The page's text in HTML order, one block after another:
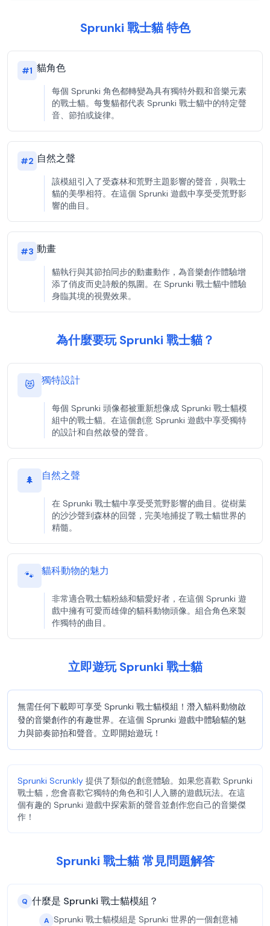
Sprunki 戰士貓 特色
#1 貓角色
每個 Sprunki 角色都轉變為具有獨特外觀和音樂元素
的戰士貓。每隻貓都代表 Sprunki 戰士貓中的特定聲
音、節拍或旋律。
#2 自然之聲
該模組引入了受森林和荒野主題影響的聲音，與戰士
貓的美學相符。在這個 Sprunki 遊戲中享受受荒野影
響的曲目。
#3 動畫
貓執行與其節拍同步的動畫動作，為音樂創作體驗增
添了俏皮而史詩般的氛圍。在 Sprunki 戰士貓中體驗
身臨其境的視覺效果。
為什麼要玩 Sprunki 戰士貓？
😻 獨特設計
每個 Sprunki 頭像都被重新想像成 Sprunki 戰士貓模
組中的戰士貓。在這個創意 Sprunki 遊戲中享受獨特
的設計和自然啟發的聲音。
🌲 自然之聲
在 Sprunki 戰士貓中享受受荒野影響的曲目。從樹葉
的沙沙聲到森林的回聲，完美地捕捉了戰士貓世界的
精髓。
🐾 貓科動物的魅力
非常適合戰士貓粉絲和貓愛好者，在這個 Sprunki 遊
戲中擁有可愛而雄偉的貓科動物頭像。組合角色來製
作獨特的曲目。
立即遊玩 Sprunki 戰士貓
無需任何下載即可享受 Sprunki 戰士貓模組！潛入貓科動物啟
發的音樂創作的有趣世界。在這個 Sprunki 遊戲中體驗貓的魅
力與節奏節拍和聲音。立即開始遊玩！
Sprunki Scrunkly 提供了類似的創意體驗。如果您喜歡 Sprunki
戰士貓，您會喜歡它獨特的角色和引人入勝的遊戲玩法。在這
個有趣的 Sprunki 遊戲中探索新的聲音並創作您自己的音樂傑
作！
Sprunki 戰士貓 常見問題解答
Q 什麼是 Sprunki 戰士貓模組？
A Sprunki 戰士貓模組是 Sprunki 世界的一個創意補